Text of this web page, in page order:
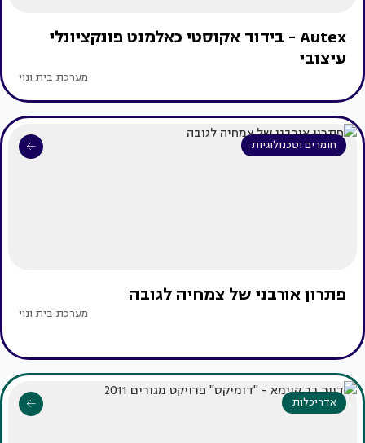
Autex - בידוד אקוסטי כאלמנט פונקציונלי
עיצובי
מערכת בית ונוי
חומרים וטכנולוגיות
פתרון אורבני של צמחיה לגובה
מערכת בית ונוי
אדריכלות